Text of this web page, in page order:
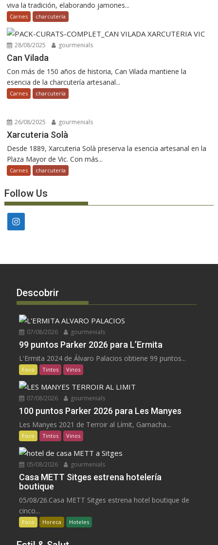
viva la tradición, elaborando jamones...
Carnes charcutería
28/08/2025 gourmenials
Can Vilada
Con más de 150 años de historia, Can Vilada mantiene la
esencia de la charcutería artesanal...
Carnes charcutería
26/08/2025 gourmenials
Xarcuteria Solà
Desde 1889, Xarcuteria Solà preserva la esencia artesanal en la
Plaza Mayor de Vic. Con más...
Carnes charcutería
Follow Us
Descobrir
07/08/2026 gourmenials
99 puntos Parker 2026 para L’Ermita
L'Ermita 2024 de Álvaro Palacios obtiene 99 puntos...
Foco Tintos Vinos
07/08/2026 gourmenials
100 puntos Parker 2026 para Les Manyes
Les Manyes 2021 de Terroir al Límit, Garnacha...
Foco Tintos Vinos
05/08/2026 gourmenials
Casa METT Sitges estrena hotelería
boutique
05/08/26.Casa METT Sitges estrena hotel boutique de
cinco...
Foco Horeca Hoteles